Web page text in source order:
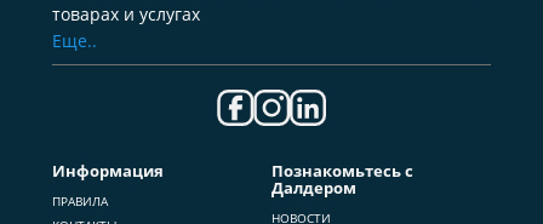
товарах и услугах
Еще..
Информация
ПРАВИЛА
Познакомьтесь с
Далдером
НОВОСТИ